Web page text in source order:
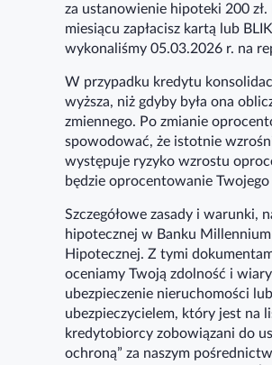
za ustanowienie hipoteki 200
miesiącu zapłacisz kartą lub
wykonaliśmy 05.03.2026 r. na
W przypadku kredytu
wyższa, niż gdyby była ona
zmiennego. Po zmianie
spowodować, że istotnie
występuje ryzyko wzrostu
będzie oprocentowanie
Szczegółowe zasady i warunki,
hipotecznej w Banku
Hipotecznej. Z tymi
oceniamy Twoją zdolność i
ubezpieczenie nieruchomości
ubezpieczycielem, który jest na
kredytobiorcy zobowiązani do
ochroną” za naszym